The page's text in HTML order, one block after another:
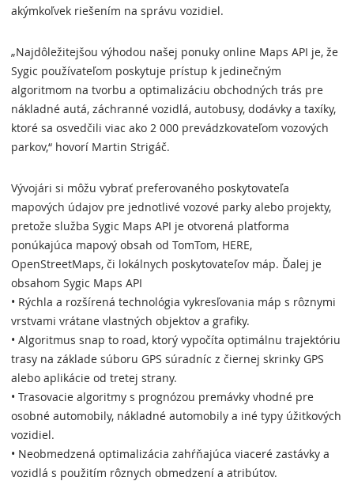
akýmkoľvek riešením na správu vozidiel.
„Najdôležitejšou výhodou našej ponuky online Maps API je, že
Sygic používateľom poskytuje prístup k jedinečným
algoritmom na tvorbu a optimalizáciu obchodných trás pre
nákladné autá, záchranné vozidlá, autobusy, dodávky a taxíky,
ktoré sa osvedčili viac ako 2 000 prevádzkovateľom vozových
parkov,“ hovorí Martin Strigáč.
Vývojári si môžu vybrať preferovaného poskytovateľa
mapových údajov pre jednotlivé vozové parky alebo projekty,
pretože služba Sygic Maps API je otvorená platforma
ponúkajúca mapový obsah od TomTom, HERE,
OpenStreetMaps, či lokálnych poskytovateľov máp. Ďalej je
obsahom Sygic Maps API
• Rýchla a rozšírená technológia vykresľovania máp s rôznymi
vrstvami vrátane vlastných objektov a grafiky.
• Algoritmus snap to road, ktorý vypočíta optimálnu trajektóriu
trasy na základe súboru GPS súradníc z čiernej skrinky GPS
alebo aplikácie od tretej strany.
• Trasovacie algoritmy s prognózou premávky vhodné pre
osobné automobily, nákladné automobily a iné typy úžitkových
vozidiel.
• Neobmedzená optimalizácia zahŕňajúca viaceré zastávky a
vozidlá s použitím rôznych obmedzení a atribútov.